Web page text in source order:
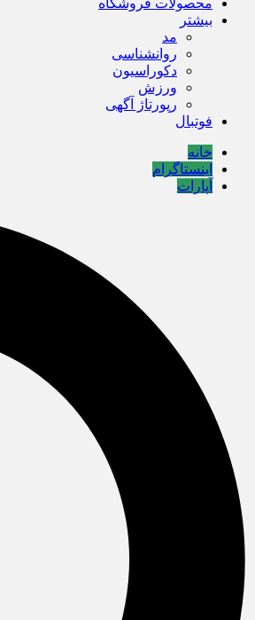
بیشتر
مد
روانشناسی
دکوراسیون
ورزش
رپورتاژ آگهی
فوتبال
خانه
اینستاگرام
آپارات